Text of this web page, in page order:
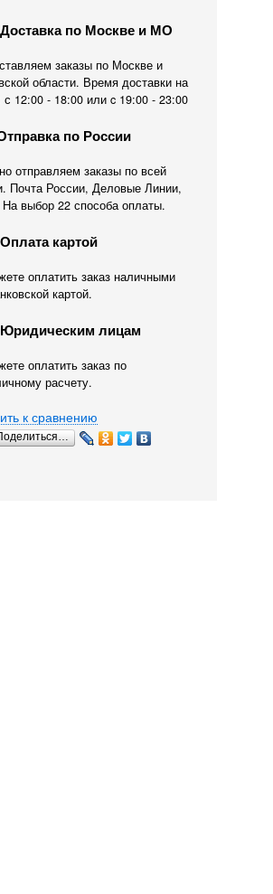
Доставка по Москве и МО
заказы по Москве и
области. Время доставки на
с 12:00 - 18:00 или c 19:00 - 23:00
по России
отправляем заказы по всей
Почта России, Деловые Линии,
выбор 22 способа оплаты.
Оплата картой
оплатить заказ наличными
картой.
Юридическим лицам
оплатить заказ по
расчету.
к сравнению